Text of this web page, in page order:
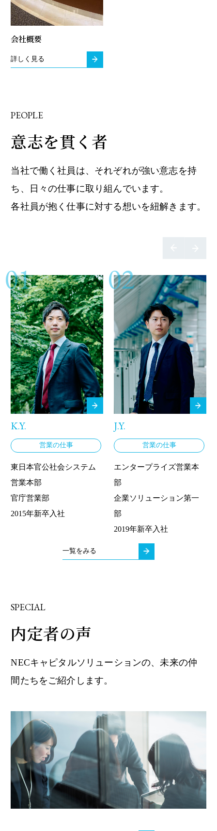
会社概要
詳しく見る
PEOPLE
意志を貫く者
当社で働く社員は、それぞれが強い意志を持
ち、日々の仕事に取り組んでいます。
各社員が抱く仕事に対する想いを紐解きます。
01
K.Y.
営業の仕事
東日本官公社会システム
営業本部
官庁営業部
2015年新卒入社
02
J.Y.
営業の仕事
エンタープライズ営業本
部
企業ソリューション第一
部
2019年新卒入社
一覧をみる
SPECIAL
内定者の声
NECキャピタルソリューションの、未来の仲
間たちをご紹介します。